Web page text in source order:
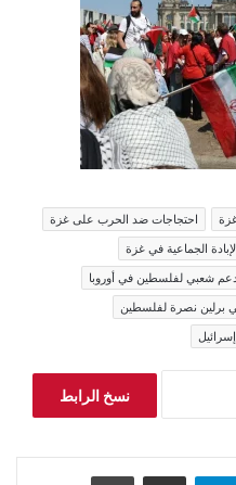
احتجاجات ضد الحرب على غزة
الجماعية في غزة
شعبي لفلسطين في أوروبا
برلين نصرة لفلسطين
نسخ الرابط
تيلقرام مشاركة عبر البريد طباعة